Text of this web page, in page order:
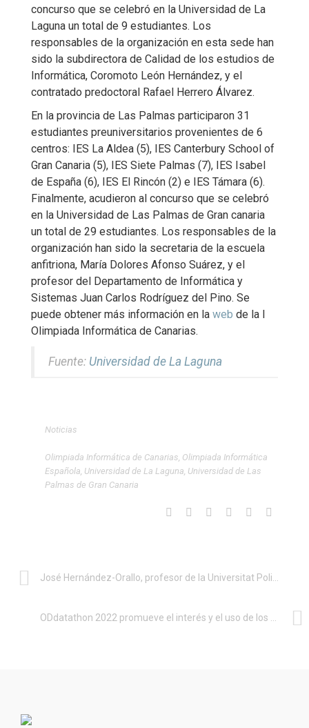
concurso que se celebró en la Universidad de La
Laguna un total de 9 estudiantes. Los
responsables de la organización en esta sede han
sido la subdirectora de Calidad de los estudios de
Informática, Coromoto León Hernández, y el
contratado predoctoral Rafael Herrero Álvarez.
En la provincia de Las Palmas participaron 31
estudiantes preuniversitarios provenientes de 6
centros: IES La Aldea (5), IES Canterbury School of
Gran Canaria (5), IES Siete Palmas (7), IES Isabel
de España (6), IES El Rincón (2) e IES Támara (6).
Finalmente, acudieron al concurso que se celebró
en la Universidad de Las Palmas de Gran canaria
un total de 29 estudiantes. Los responsables de la
organización han sido la secretaria de la escuela
anfitriona, María Dolores Afonso Suárez, y el
profesor del Departamento de Informática y
Sistemas Juan Carlos Rodríguez del Pino. Se
puede obtener más información en la web de la I
Olimpiada Informática de Canarias.
Fuente: Universidad de La Laguna
Noticias
Olimpiada Informática de Canarias, Olimpiada Informática
Española, Universidad de La Laguna, Universidad de Las
Palmas de Gran Canaria